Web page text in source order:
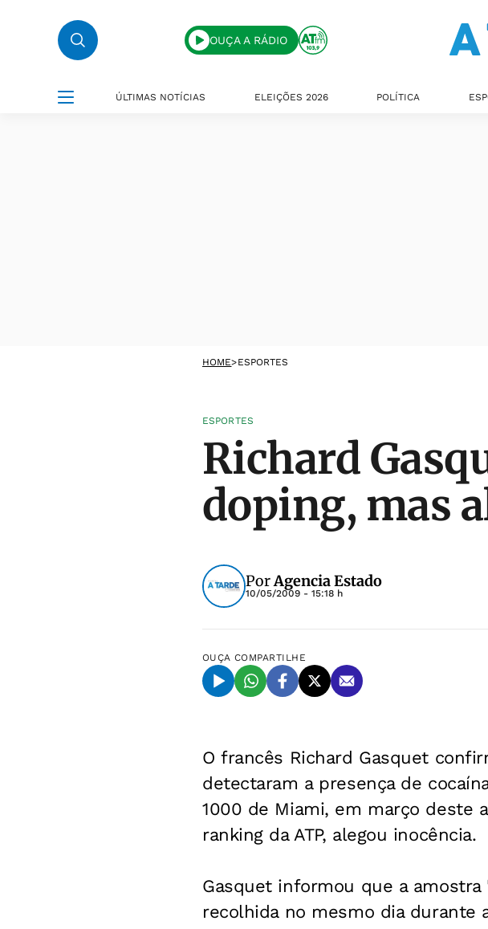
OUÇA A RÁDIO
ÚLTIMAS NOTÍCIAS ELEIÇÕES 2026 POLÍTICA
HOME>ESPORTES
ESPORTES
Richard
doping, mas
PorAgencia Estado
10/05/2009 - 15:18 h
OUÇA COMPARTILHE
O francês Richard Gasquet
detectaram a presença de
1000 de Miami, em março deste
ranking da ATP, alegou inocência.
Gasquet informou que a
recolhida no mesmo dia durante